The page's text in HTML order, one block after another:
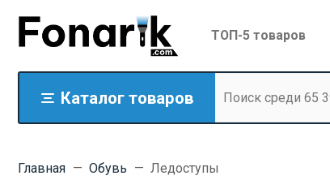
ТОП-5 товаров
Каталог товаров
Главная Обувь Ледоступы